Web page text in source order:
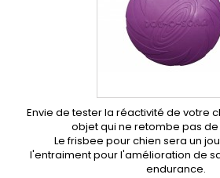
Envie de tester la réactivité de votre
objet qui ne retombe pas de
Le frisbee pour chien sera un
l'entraiment pour l'amélioration de
endurance.